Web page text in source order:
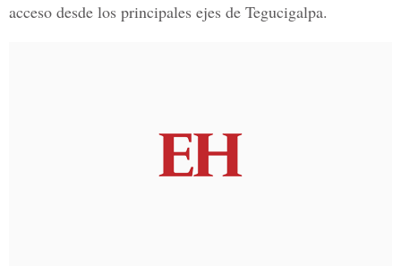
acceso desde los principales ejes de Tegucigalpa.